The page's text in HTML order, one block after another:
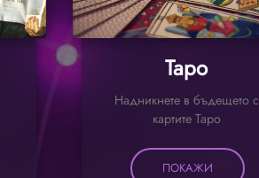
Таро
Надникнете в бъдещето с
картите Таро
ПОКАЖИ